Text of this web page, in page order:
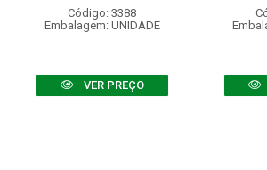
Código: 3388
Embalagem: UNIDADE
VER PREÇO